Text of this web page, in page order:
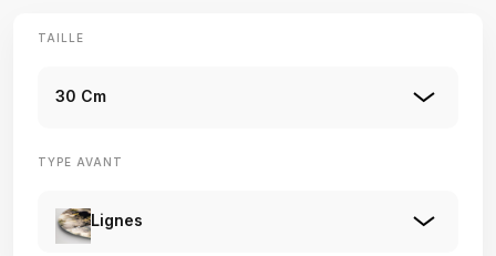
TAILLE
30 Cm
TYPE AVANT
Lignes